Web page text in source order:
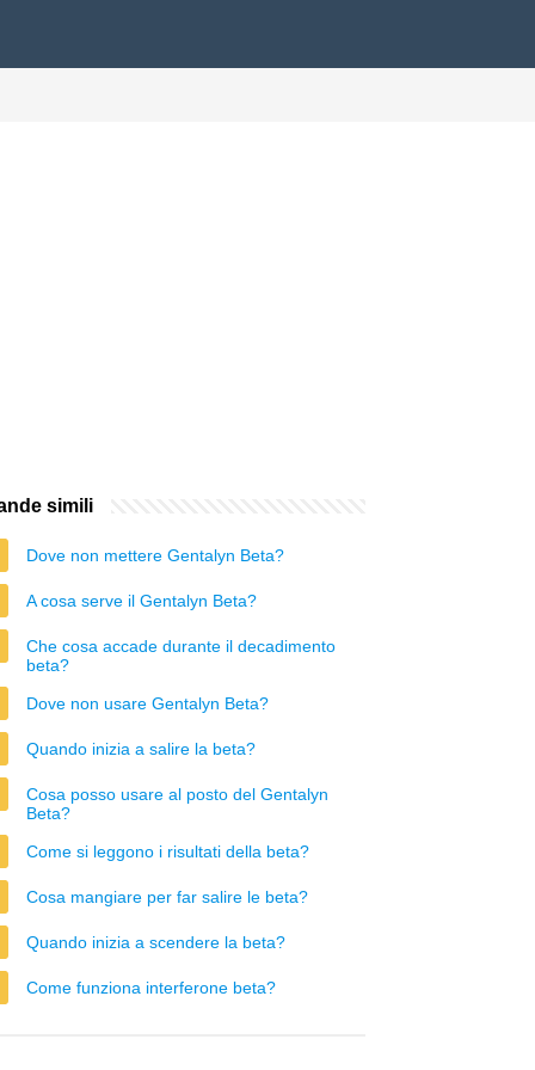
simili
Dove non mettere Gentalyn Beta?
A cosa serve il Gentalyn Beta?
Che cosa accade durante il decadimento
beta?
Dove non usare Gentalyn Beta?
Quando inizia a salire la beta?
Cosa posso usare al posto del Gentalyn
Beta?
Come si leggono i risultati della beta?
Cosa mangiare per far salire le beta?
Quando inizia a scendere la beta?
Come funziona interferone beta?